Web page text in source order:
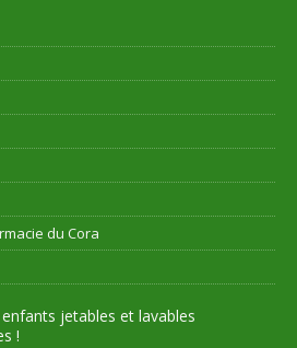
du Cora
jetables et lavables
!